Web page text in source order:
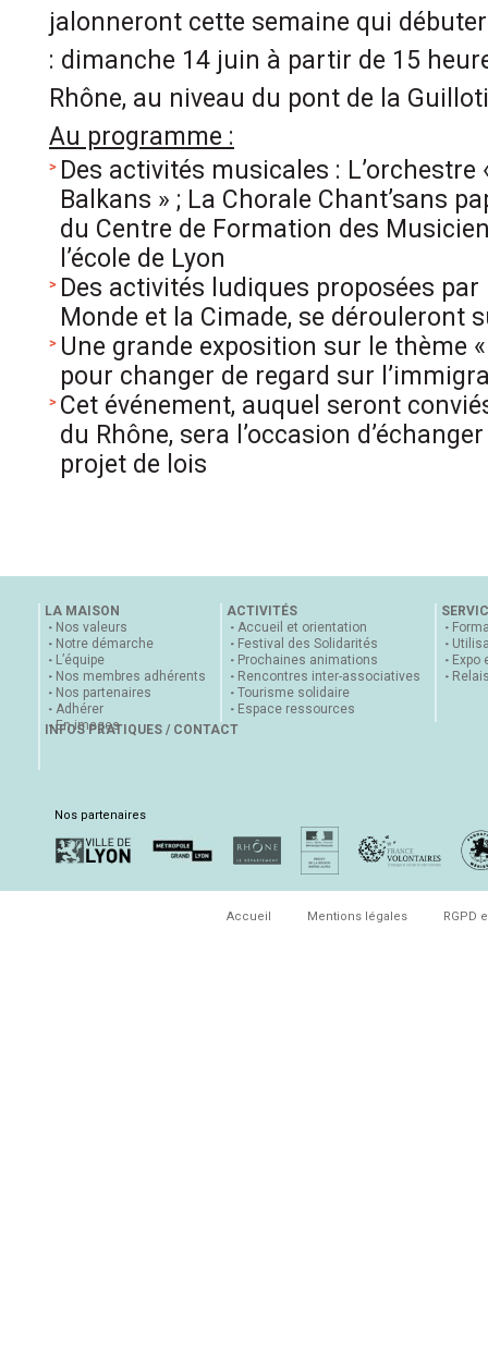
jalonneront cette semaine qui
: dimanche 14 juin à partir de 15
Rhône, au niveau du pont de la
Au programme :
Des activités musicales : L’orchestre
Balkans » ; La Chorale Chant’sans
du Centre de Formation des
l’école de Lyon
Des activités ludiques proposées par
Monde et la Cimade, se dérouleront
Une grande exposition sur le thème
pour changer de regard sur
Cet événement, auquel seront
du Rhône, sera l’occasion
projet de lois
LA MAISON
Nos valeurs
Notre démarche
L’équipe
Nos membres adhérents
Nos partenaires
Adhérer
En images
ACTIVITÉS
Accueil et orientation
Festival des Solidarités
Prochaines animations
Rencontres inter-associatives
Tourisme solidaire
Espace ressources
Expo
INFOS PRATIQUES / CONTACT
Nos partenaires
Accueil Mentions légales RGPD